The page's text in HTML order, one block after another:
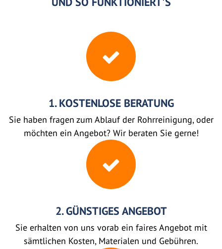
1. KOSTENLOSE BERATUNG
Sie haben fragen zum Ablauf der Rohrreinigung, oder
möchten ein Angebot? Wir beraten Sie gerne!
2. GÜNSTIGES ANGEBOT
Sie erhalten von uns vorab ein faires Angebot mit
sämtlichen Kosten, Materialen und Gebühren.